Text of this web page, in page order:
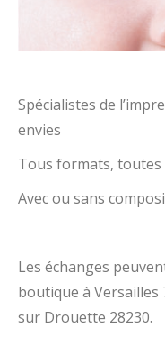
Spécialistes de
envies
Tous formats,
Avec ou sans
Les échanges
boutique à Versailles
sur Drouette 28230.